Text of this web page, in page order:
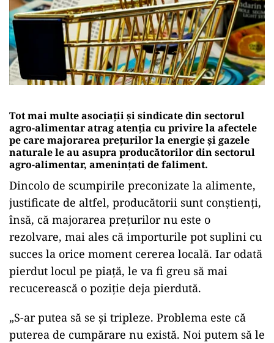
Tot mai multe asociații și sindicate din sectorul
agro-alimentar atrag atenția cu privire la afectele
pe care majorarea prețurilor la energie și gazele
naturale le au asupra producătorilor din sectorul
agro-alimentar, amenințati de faliment.
Dincolo de scumpirile preconizate la alimente,
justificate de altfel, producătorii sunt conștienți,
însă, că majorarea prețurilor nu este o
rezolvare, mai ales că importurile pot suplini cu
succes la orice moment cererea locală. Iar odată
pierdut locul pe piață, le va fi greu să mai
recucerească o poziție deja pierdută.
„S-ar putea să se și tripleze. Problema este că
puterea de cumpărare nu există. Noi putem să le